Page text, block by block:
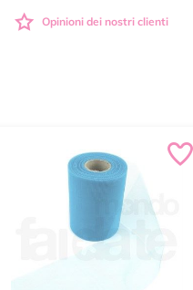
Opinioni dei nostri clienti